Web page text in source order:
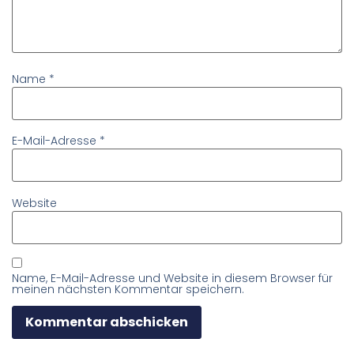
Name *
E-Mail-Adresse *
Website
Name, E-Mail-Adresse und Website in diesem Browser für
meinen nächsten Kommentar speichern.